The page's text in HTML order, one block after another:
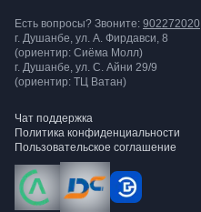
Есть вопросы? Звоните: 902272020
г. Душанбе, ул. А. Фирдавси, 8
(ориентир: Сиёма Молл)
г. Душанбе, ул. С. Айни 29/9
(ориентир: ТЦ Ватан)
Чат поддержка
Политика конфиденциальности
Пользовательское соглашение